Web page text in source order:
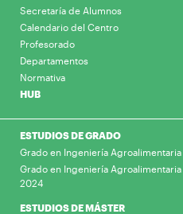
Secretaría de Alumnos
Calendario del Centro
Profesorado
Departamentos
Normativa
HUB
ESTUDIOS DE GRADO
Grado en Ingeniería
Grado en Ingeniería
2024
ESTUDIOS DE MÁSTER